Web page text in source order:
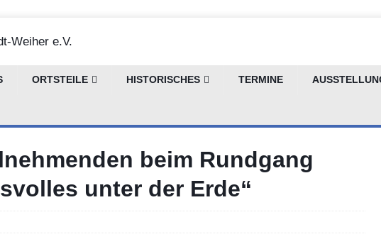
ORTSTEILE HISTORISCHES TERMINE
beim Rundgang
unter der Erde“